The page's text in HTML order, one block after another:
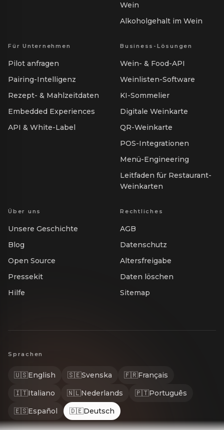
Wein
Alkoholgehalt im Wein
Für Unternehmen
Pilot anfragen
Pairing-Intelligenz
Rezept- & Mahlzeitdaten
Embedded Experiences
API & White-Label
Business-Lösungen
Wein- & Food-API
Weinlisten-Software
KI-Sommelier
Digitale Weinkarte
QR-Weinkarte
POS-Integrationen
Menü-Engineering
Leitfaden für Restaurant-
Weinkarten
Über uns
Unsere Geschichte
Blog
Open Source
Pressekit
Hilfe
Rechtliches
AGB
Datenschutz
Altersfreigabe
Daten löschen
Sitemap
Sprachen
🇺🇸English 🇸🇪Svenska 🇫🇷Français
🇮🇹Italiano 🇳🇱Nederlands 🇵🇹Português
🇪🇸Español 🇩🇪Deutsch